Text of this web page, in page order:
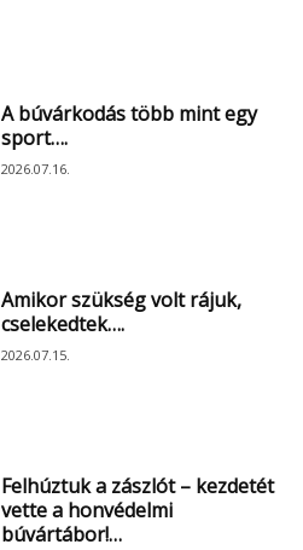
A búvárkodás több mint egy
sport….
2026.07.16.
Amikor szükség volt rájuk,
cselekedtek….
2026.07.15.
Felhúztuk a zászlót – kezdetét
vette a honvédelmi
búvártábor!…